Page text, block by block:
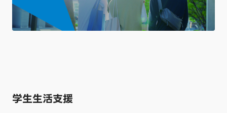
学生生活支援